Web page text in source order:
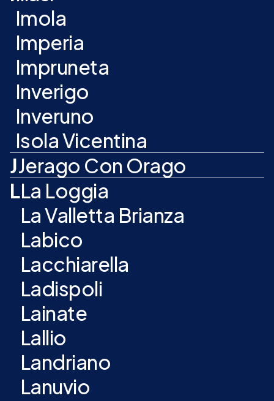
Imola
Imperia
Impruneta
Inverigo
Inveruno
Isola Vicentina
JJerago Con Orago
LLa Loggia
La Valletta Brianza
Labico
Lacchiarella
Ladispoli
Lainate
Lallio
Landriano
Lanuvio